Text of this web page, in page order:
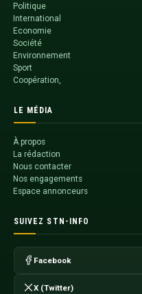
Politique
International
Economie
Société
Environnement
Sport
Coopération,
LE MÉDIA
À propos
La rédaction
Nous contacter
Nos engagements
Espace annonceurs
SUIVEZ STN-INFO
Facebook
X (Twitter)